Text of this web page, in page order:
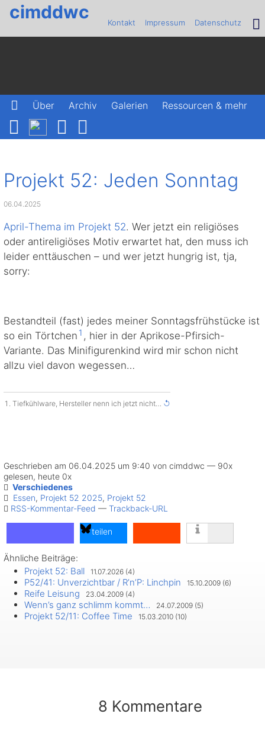
cimddwc Kontakt Impressum Datenschutz
Über Archiv Galerien Ressourcen & mehr
Projekt 52: Jeden Sonntag
06.04.2025
April-Thema im Projekt 52. Wer jetzt ein religiöses
oder antireligiöses Motiv erwartet hat, den muss ich
leider enttäuschen – und wer jetzt hungrig ist, tja,
sorry:
Bestandteil (fast) jedes meiner Sonntagsfrühstücke ist
so ein Törtchen 1 , hier in der Aprikose-Pfirsich-
Variante. Das Minifigurenkind wird mir schon nicht
allzu viel davon wegessen…
Tiefkühlware, Hersteller nenn ich jetzt nicht… ↺
Geschrieben am 06.04.2025 um 9:40 von cimddwc — 90x
gelesen, heute 0x
Verschiedenes
Essen, Projekt 52 2025, Projekt 52
RSS-Kommentar-Feed — Trackback-URL
teilen
teilen
teilen
Ähnliche Beiträge:
Projekt 52: Ball
11.07.2026 (4)
P52/41: Unverzichtbar / R’n’P: Linchpin 15.10.2009 (6)
Reife Leisung 23.04.2009 (4)
Wenn’s ganz schlimm kommt… 24.07.2009 (5)
Projekt 52/11: Coffee Time 15.03.2010 (10)
8 Kommentare